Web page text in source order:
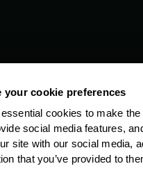
your cookie preferences
cookies to make
social media features,
site with our social media,
that you’ve provided to